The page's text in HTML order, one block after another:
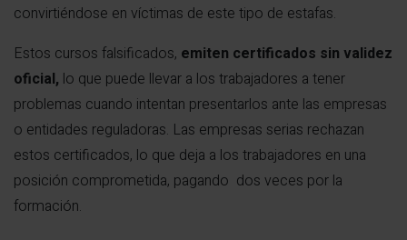
convirtiéndose en víctimas de este tipo de estafas.
Estos cursos falsificados, emiten certificados sin validez
oficial, lo que puede llevar a los trabajadores a tener
problemas cuando intentan presentarlos ante las empresas
o entidades reguladoras. Las empresas serias rechazan
estos certificados, lo que deja a los trabajadores en una
posición comprometida, pagando dos veces por la
formación.